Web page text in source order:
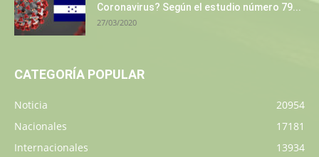
Coronavirus? Según el estudio número 79...
27/03/2020
CATEGORÍA POPULAR
Noticia
20954
Nacionales
17181
Internacionales
13934